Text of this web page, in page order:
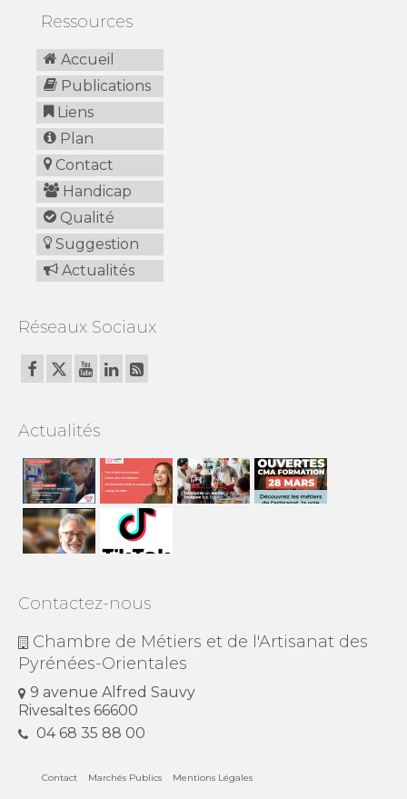
Ressources
Accueil
Publications
Liens
Plan
Contact
Handicap
Qualité
Suggestion
Actualités
Réseaux Sociaux
Actualités
Contactez-nous
Chambre de Métiers et de l'Artisanat des
Pyrénées-Orientales
9 avenue Alfred Sauvy
Rivesaltes 66600
04 68 35 88 00
Contact Marchés Publics Mentions Légales